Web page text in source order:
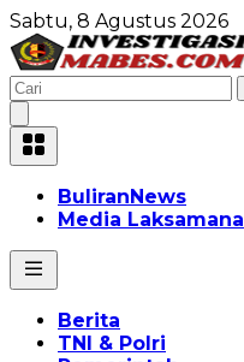
Sabtu, 8 Agustus 2026
BuliranNews
Media Laksamana
Berita
TNI & Polri